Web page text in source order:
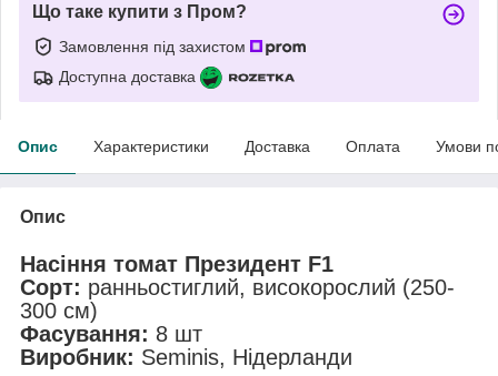
Що таке купити з Пром?
Замовлення під захистом
Доступна доставка
Опис Характеристики Доставка Оплата Умови
Опис
Насіння томат Президент F1
Сорт: ранньостиглий, високорослий (250-
300 см)
Фасування: 8 шт
Виробник: Seminis, Нідерланди